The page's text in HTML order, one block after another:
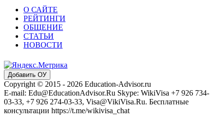
О САЙТЕ
РЕЙТИНГИ
ОБЩЕНИЕ
СТАТЬИ
НОВОСТИ
Добавить ОУ
Copyright © 2015 - 2026 Education-Advisor.ru
E-mail: Edu@EducationAdvisor.Ru Skype: WikiVisa +7 926 734-
03-33, +7 926 274-03-33, Visa@VikiVisa.Ru. Бесплатные
консультации https://t.me/wikivisa_chat